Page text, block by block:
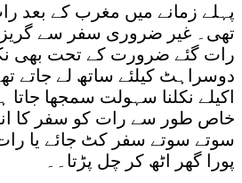
پہلے زمانے میں مغرب کے بعد
تھی۔ غیر ضروری سفر سے گریز
رات گئے ضرورت کے تحت بھی
دوسراہٹ کیلئے ساتھ لے جاتے
اکیلے نکلنا سہولت سمجھا جاتا
خاص طور سے رات کو سفر کا
سوتے سوتے سفر کٹ جائے یا رات
پورا گھر اٹھ کر چل پڑتا۔۔